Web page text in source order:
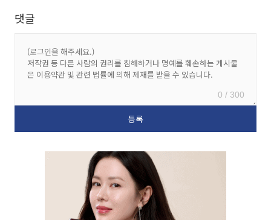
댓글
0 / 300